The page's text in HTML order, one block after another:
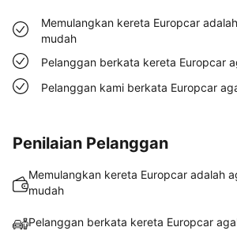
Memulangkan kereta Europcar
mudah
Pelanggan berkata kereta Europcar
Pelanggan kami berkata Europcar
Penilaian Pelanggan
Memulangkan kereta Europcar adalah
mudah
Pelanggan berkata kereta Europcar